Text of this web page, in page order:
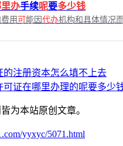
办手续呢要多少钱
用 可 能因 代办机构和具体情况
的注册资本怎么填不上去
证在哪里办理的呢要多少
为本站原创文章。
yyxyc/5071.html